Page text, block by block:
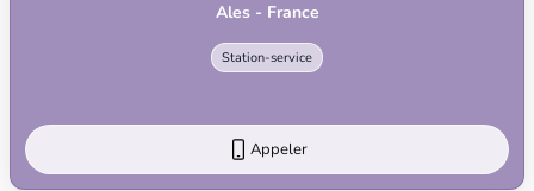
Ales - France
Station-service
Appeler